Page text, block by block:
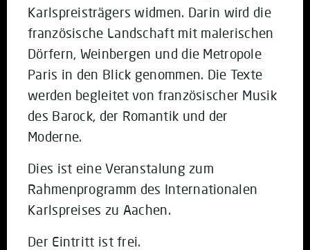
Karlspreisträgers widmen. Darin wird die
französische Landschaft mit malerischen
Dörfern, Weinbergen und die Metropole
Paris in den Blick genommen. Die Texte
werden begleitet von französischer Musik
des Barock, der Romantik und der
Moderne.
Dies ist eine Veranstalung zum
Rahmenprogramm des Internationalen
Karlspreises zu Aachen.
Der Eintritt ist frei.